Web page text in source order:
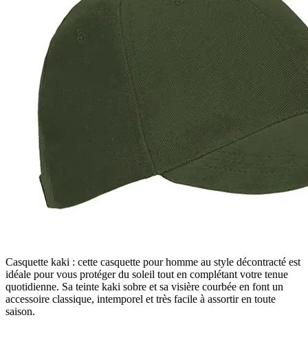
Casquette kaki : cette casquette pour homme au style décontracté est
idéale pour vous protéger du soleil tout en complétant votre tenue
quotidienne. Sa teinte kaki sobre et sa visière courbée en font un
accessoire classique, intemporel et très facile à assortir en toute
saison.